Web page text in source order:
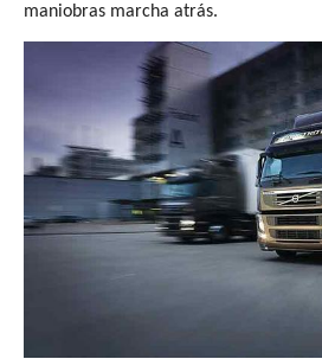
maniobras marcha atrás.